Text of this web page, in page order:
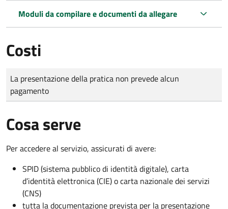
Moduli da compilare e documenti da allegare
Costi
Tipo di pagamento
Importo
La presentazione della pratica non prevede alcun
pagamento
Cosa serve
Per accedere al servizio, assicurati di avere:
SPID (sistema pubblico di identità digitale), carta
d’identità elettronica (CIE) o carta nazionale dei servizi
(CNS)
tutta la documentazione prevista per la presentazione